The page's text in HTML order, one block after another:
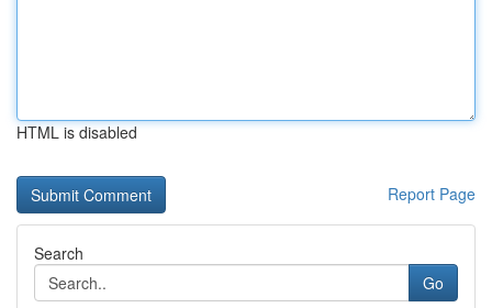
HTML is disabled
Report Page
Search
Go